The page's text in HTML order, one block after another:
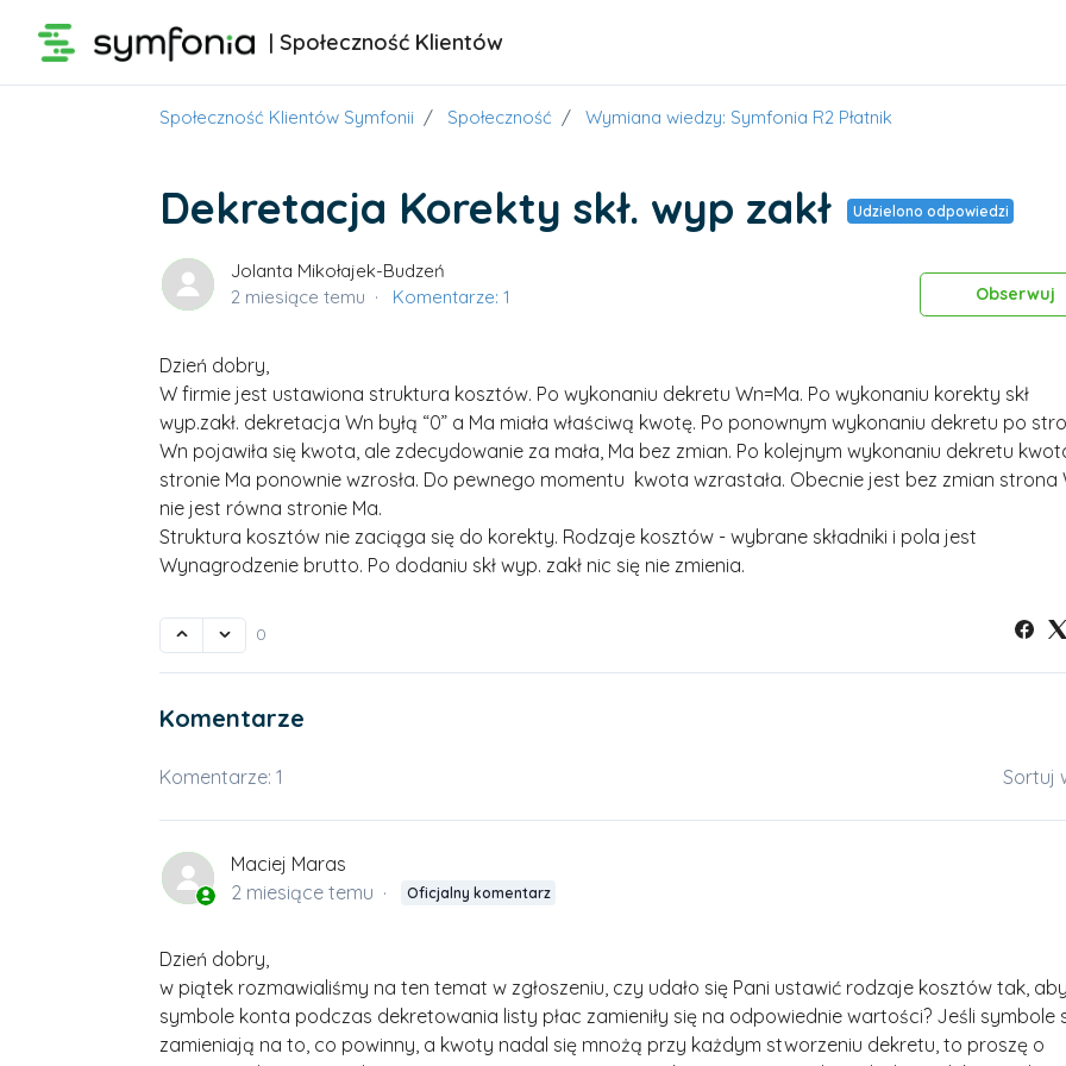
| Społeczność Klientów
Społeczność Klientów Symfonii Społeczność Wymiana wiedzy: Symfonia R2 Płatnik
Dekretacja Korekty skł. wyp zakł Udzielono odpowiedzi
Jolanta Mikołajek-Budzeń
2 miesiące temu
Komentarze: 1 Obserwuj
Dzień dobry,
W firmie jest ustawiona struktura kosztów. Po wykonaniu dekretu Wn=Ma. Po wykonaniu korekty skł
wyp.zakł. dekretacja Wn byłą “0” a Ma miała właściwą kwotę. Po ponownym wykonaniu dekretu po
Wn pojawiła się kwota, ale zdecydowanie za mała, Ma bez zmian. Po kolejnym wykonaniu dekretu
stronie Ma ponownie wzrosła. Do pewnego momentu kwota wzrastała. Obecnie jest bez zmian strona
nie jest równa stronie Ma.
Struktura kosztów nie zaciąga się do korekty. Rodzaje kosztów - wybrane składniki i pola jest
Wynagrodzenie brutto. Po dodaniu skł wyp. zakł nic się nie zmienia.
0
Komentarze
Komentarze: 1 Sortuj
Maciej Maras
2 miesiące temu
Oficjalny komentarz
Dzień dobry,
w piątek rozmawialiśmy na ten temat w zgłoszeniu, czy udało się Pani ustawić rodzaje kosztów tak, aby
symbole konta podczas dekretowania listy płac zamieniły się na odpowiednie wartości? Jeśli symbole
zamieniają na to, co powinny, a kwoty nadal się mnożą przy każdym stworzeniu dekretu, to proszę o